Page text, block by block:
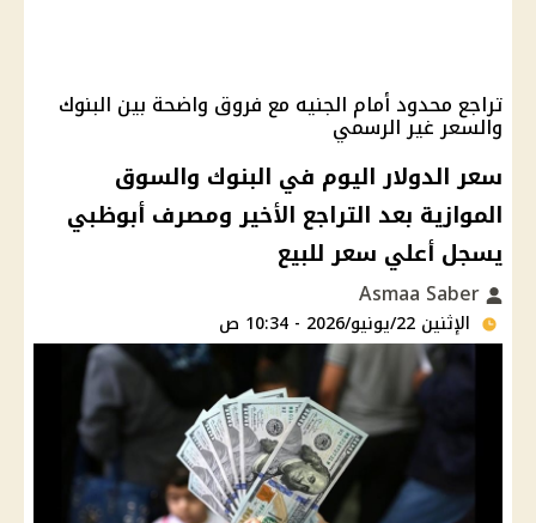
تراجع محدود أمام الجنيه مع فروق واضحة بين البنوك
والسعر غير الرسمي
سعر الدولار اليوم في البنوك والسوق
الموازية بعد التراجع الأخير ومصرف أبوظبي
يسجل أعلي سعر للبيع
الإثنين 22/يونيو/2026 - 10:34 ص